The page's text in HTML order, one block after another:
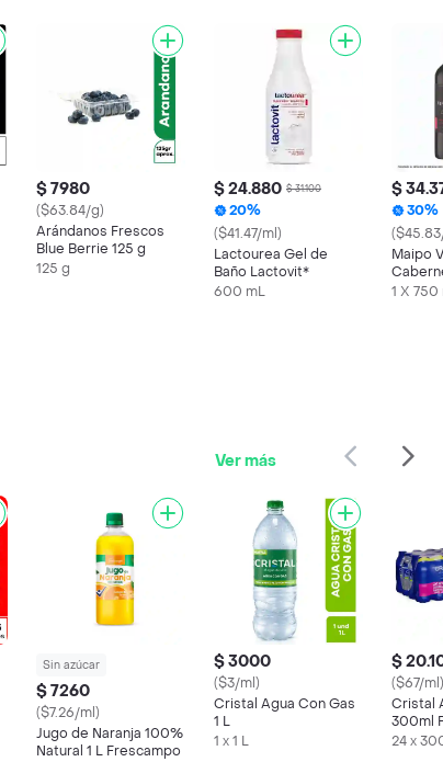
$ 7980
($63.84/g)
Arándanos Frescos
Blue Berrie 125 g
125 g
$ 24.880 $ 31.100
20%
($41.47/ml)
Lactourea Gel de
Baño Lactovit*
600 mL
$
30%
Maipo
1 X 750
Ver más
Sin azúcar
$ 7260
($7.26/ml)
Jugo de Naranja 100%
Natural 1 L Frescampo
$ 3000
($3/ml)
Cristal Agua Con Gas
1 L
1 x 1 L
$
($67/ml)
Cristal
300ml
24 x